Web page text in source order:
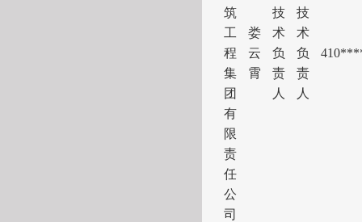
筑
工
程
集
团
有
限
责
任
公
司
娄
云
霄
技
术
负
责
人
技
术
负
责
人
41